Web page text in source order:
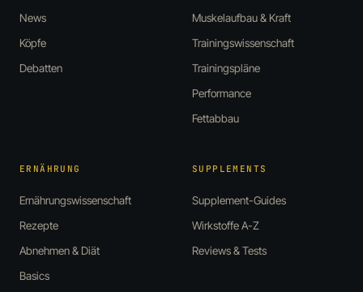
News
Köpfe
Debatten
Muskelaufbau & Kraft
Trainingswissenschaft
Trainingspläne
Performance
Fettabbau
ERNÄHRUNG
Ernährungswissenschaft
Rezepte
Abnehmen & Diät
Basics
SUPPLEMENTS
Supplement-Guides
Wirkstoffe A-Z
Reviews & Tests